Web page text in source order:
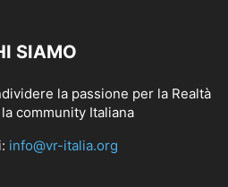
SIAMO
la passione per la Realtà
community Italiana
info@vr-italia.org